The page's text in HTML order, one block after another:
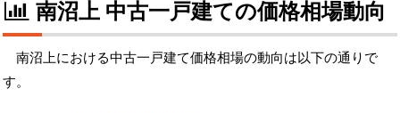
南沼上 中古一戸建ての価格相場動向
南沼上における中古一戸建て価格相場の動向は以下の通りで
す。